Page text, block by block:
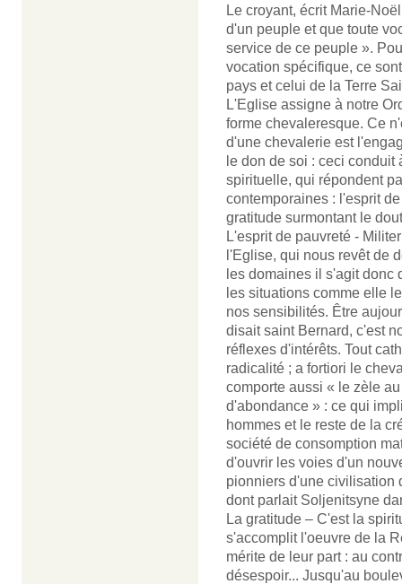
Le croyant, écrit Marie-
d'un peuple et que toute
service de ce peuple ».
vocation spécifique, ce
pays et celui de la Terre
L'Eglise assigne à notre
forme chevaleresque. Ce
d'une chevalerie est
le don de soi : ceci
spirituelle, qui répondent
contemporaines : l'esprit
gratitude surmontant le
L'esprit de pauvreté -
l'Eglise, qui nous revêt de
les domaines il s'agit donc
les situations comme elle
nos sensibilités. Être
disait saint Bernard, c'est
réflexes d'intérêts. Tout
radicalité ; a fortiori le
comporte aussi « le zèle
d'abondance » : ce qui
hommes et le reste de la
société de consomption
d'ouvrir les voies d'un
pionniers d'une civilisation
dont parlait Soljenitsyne
La gratitude – C'est la
s'accomplit l'oeuvre de la
mérite de leur part : au
désespoir... Jusqu'au